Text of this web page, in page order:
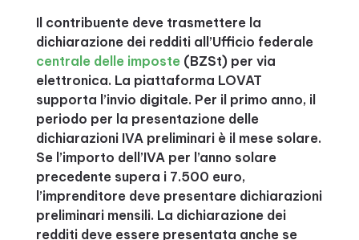
Il contribuente deve trasmettere la
dichiarazione dei redditi all’Ufficio federale
centrale delle imposte (BZSt) per via
elettronica. La piattaforma LOVAT
supporta l’invio digitale. Per il primo anno, il
periodo per la presentazione delle
dichiarazioni IVA preliminari è il mese solare.
Se l’importo dell’IVA per l’anno solare
precedente supera i 7.500 euro,
l’imprenditore deve presentare dichiarazioni
preliminari mensili. La dichiarazione dei
redditi deve essere presentata anche se